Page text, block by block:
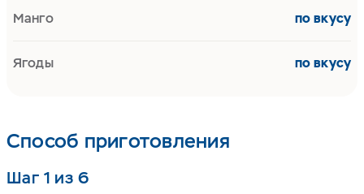
Способ приготовления
Шаг 1 из 6
Манго по вкусу
Ягоды по вкусу